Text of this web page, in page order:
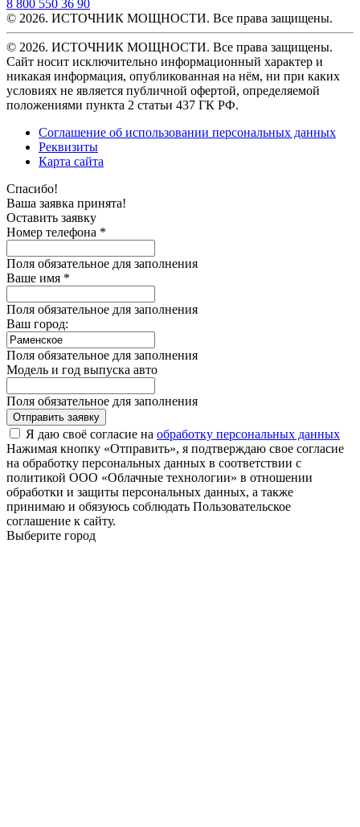
8 800 550 36 90
© 2026. ИСТОЧНИК МОЩНОСТИ. Все права защищены.
© 2026. ИСТОЧНИК МОЩНОСТИ. Все права защищены.
Сайт носит исключительно информационный характер и
никакая информация, опубликованная на нём, ни при каких
условиях не является публичной офертой, определяемой
положениями пункта 2 статьи 437 ГК РФ.
Соглашение об использовании персональных данных
Реквизиты
Карта сайта
Спасибо!
Ваша заявка принята!
Оставить заявку
Номер телефона *
Поля обязательное для заполнения
Ваше имя *
Поля обязательное для заполнения
Ваш город:
Поля обязательное для заполнения
Модель и год выпуска авто
Поля обязательное для заполнения
Отправить заявку
Я даю своё согласие на обработку персональных данных
Нажимая кнопку «Отправить», я подтверждаю свое согласие
на обработку персональных данных в соответствии с
политикой ООО «Облачные технологии» в отношении
обработки и защиты персональных данных, а также
принимаю и обязуюсь соблюдать Пользовательское
соглашение к сайту.
Выберите город